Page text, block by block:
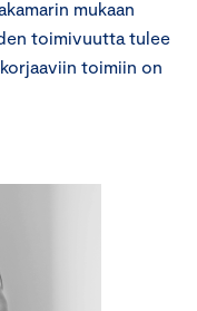
mukaan
toimivuutta tulee
toimiin on